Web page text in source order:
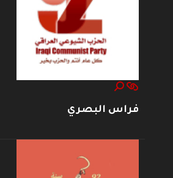
فراس البصري